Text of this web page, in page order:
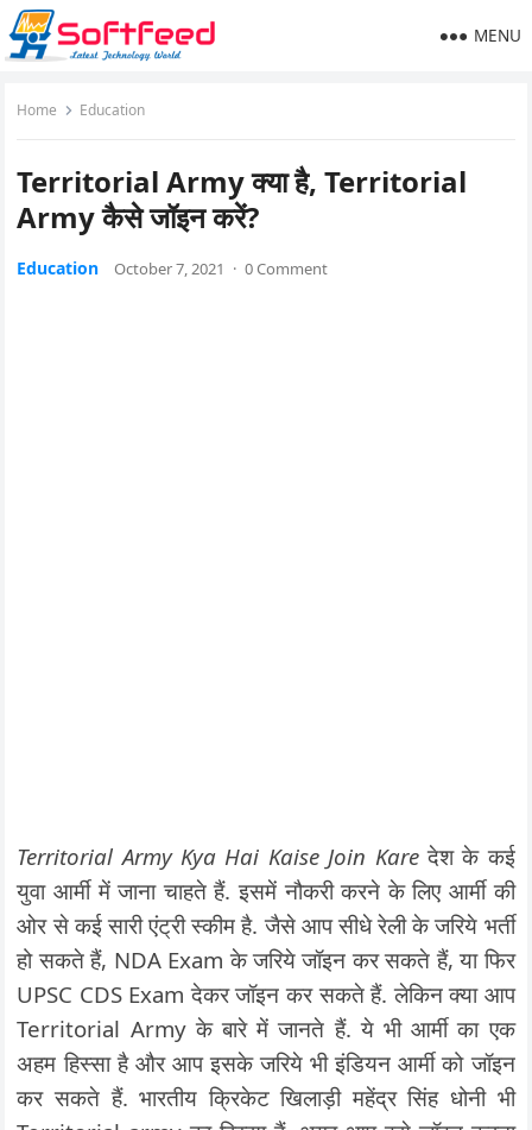
MENU
Home Education
Territorial Army क्या है, Territorial
Army कैसे जॉइन करें?
Education October 7, 2021 · 0 Comment
Territorial Army Kya Hai Kaise Join Kareदेश के कई
युवा आर्मी में जाना चाहते हैं. इसमें नौकरी करने के लिए आर्मी की
ओर से कई सारी एंट्री स्कीम है. जैसे आप सीधे रेली के जरिये भर्ती
हो सकते हैं, NDA Exam के जरिये जॉइन कर सकते हैं, या फिर
UPSC CDS Exam देकर जॉइन कर सकते हैं. लेकिन क्या आप
Territorial Army के बारे में जानते हैं. ये भी आर्मी का एक
अहम हिस्सा है और आप इसके जरिये भी इंडियन आर्मी को जॉइन
कर सकते हैं. भारतीय क्रिकेट खिलाड़ी महेंद्र सिंह धोनी भी